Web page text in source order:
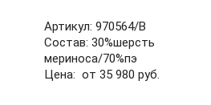
б/р
Артикул: 970564/В
Состав: 30%шерсть
мериноса/70%пэ
Цена: от 35 980 руб.